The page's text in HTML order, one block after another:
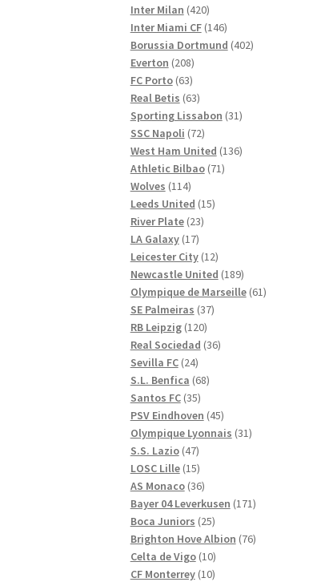
Inter Milan 420420
produkter
Inter Miami CF 146146
produkter
Borussia Dortmund 402402
Everton 208208
produkter
FC Porto 6363
produkter
Real Betis 6363
produkter
Sporting Lissabon 3131
SSC Napoli 7272
produkter
West Ham United 136136
Athletic Bilbao 7171
Wolves 114114
produkter
Leeds United 1515
River Plate 2323
LA Galaxy 1717
produkter
Leicester City 1212
produkter
Newcastle United 189189
produkter
Olympique de Marseille 6161
SE Palmeiras 3737
RB Leipzig 120120
produkter
Real Sociedad 3636
Sevilla FC 2424
produkter
S.L. Benfica 6868
Santos FC 3535
produkter
PSV Eindhoven 4545
produkter
Olympique Lyonnais 3131
S.S. Lazio 4747
produkter
LOSC Lille 1515
produkter
AS Monaco 3636
produkter
Bayer 04 Leverkusen 171171
Boca Juniors 2525
produkter
Brighton Hove Albion 7676
Celta de Vigo 1010
produkter
CF Monterrey 1010